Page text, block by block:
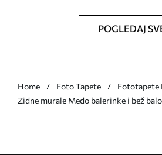
POGLEDAJ
Home Foto Tapete
Fototapete
Zidne murale Medo balerinke i bež